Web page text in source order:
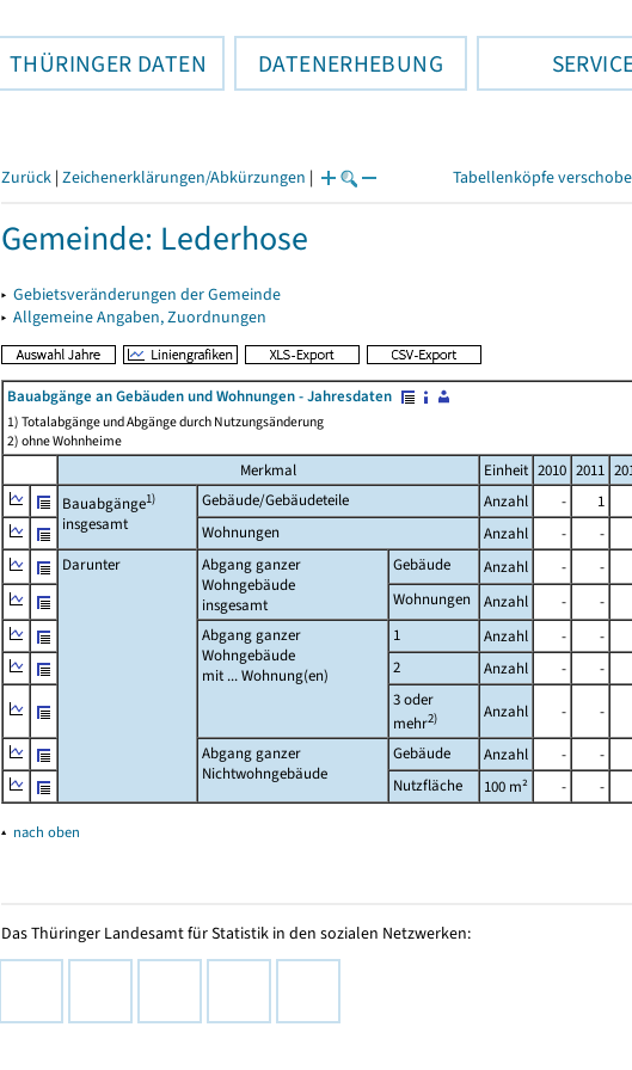
THÜRINGER DATEN DATENERHEBUNG
Zurück | Zeichenerklärungen/Abkürzungen | Tabellenköpfe
Gemeinde: Lederhose
▸ Gebietsveränderungen der Gemeinde
▸ Allgemeine Angaben, Zuordnungen
Bauabgänge an Gebäuden und Wohnungen - Jahresdaten
1) Totalabgänge und Abgänge durch Nutzungsänderung
2) ohne Wohnheime
Merkmal Einheit 2010 2011
Bauabgänge1)
insgesamt
Gebäude/Gebäudeteile Anzahl - 1
Wohnungen
Anzahl - -
Darunter
Abgang ganzer
Wohngebäude
insgesamt
Gebäude Anzahl - -
Wohnungen
Anzahl - -
Abgang ganzer
Wohngebäude
mit ... Wohnung(en)
1 Anzahl - -
2
Anzahl - -
3 oder
mehr2) Anzahl - -
Abgang ganzer
Nichtwohngebäude
Gebäude Anzahl - -
Nutzfläche
100 m² - -
▴ nach oben
Das Thüringer Landesamt für Statistik in den sozialen Netzwerken: